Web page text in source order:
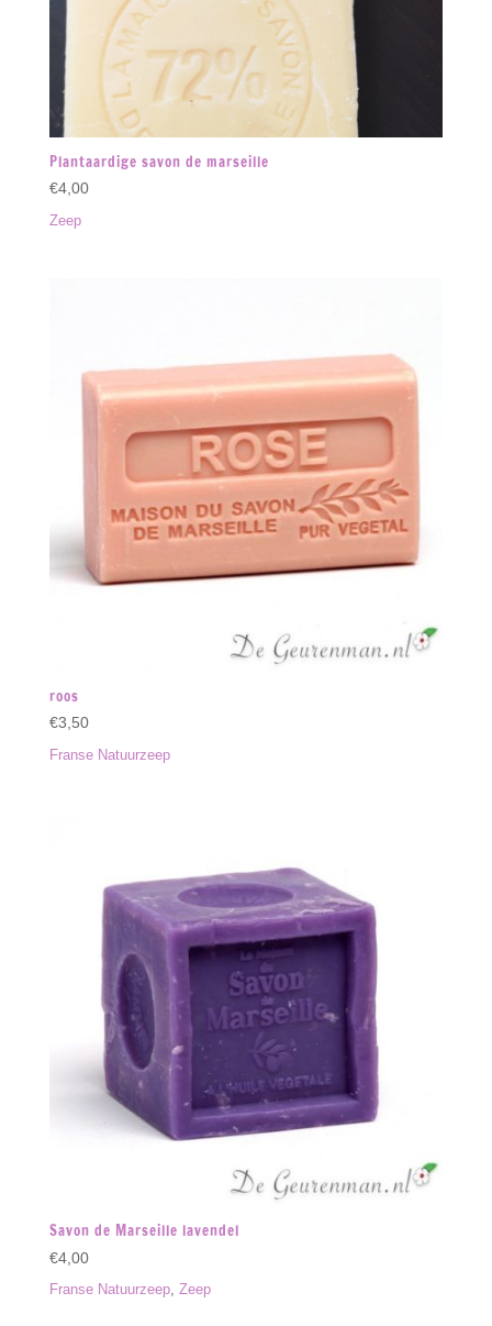
Plantaardige savon de marseille
€4,00
Zeep
roos
€3,50
Franse Natuurzeep
Savon de Marseille lavendel
€4,00
Franse Natuurzeep, Zeep